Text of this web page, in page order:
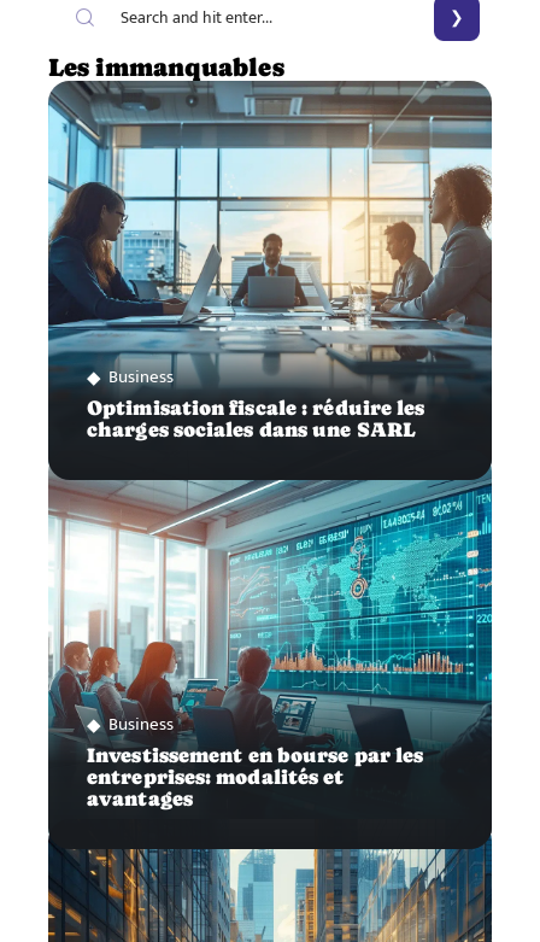
Les immanquables
Business
Optimisation fiscale : réduire les
charges sociales dans une SARL
Business
Investissement en bourse par les
entreprises: modalités et
avantages